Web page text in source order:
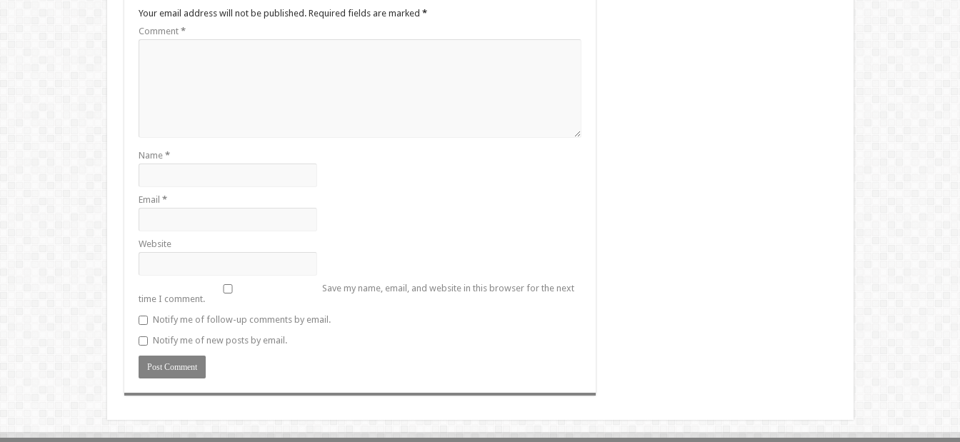
Your email address will not be published. Required fields are marked *
Comment *
Name *
Email *
Website
Save my name, email, and website in this browser for the next
time I comment.
Notify me of follow-up comments by email.
Notify me of new posts by email.